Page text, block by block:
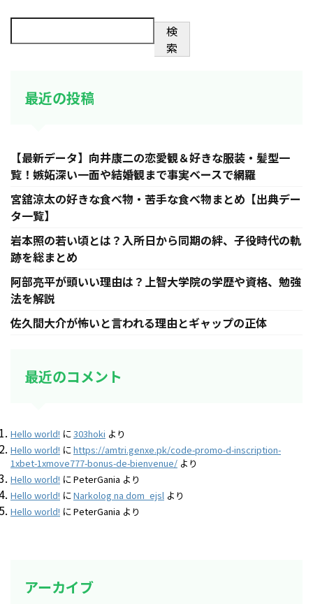
検
索
最近の投稿
【最新データ】向井康二の恋愛観＆好きな服装・髪型一
覧！嫉妬深い一面や結婚観まで事実ベースで網羅
宮舘涼太の好きな食べ物・苦手な食べ物まとめ【出典デー
タ一覧】
岩本照の若い頃とは？入所日から同期の絆、子役時代の軌
跡を総まとめ
阿部亮平が頭いい理由は？上智大学院の学歴や資格、勉強
法を解説
佐久間大介が怖いと言われる理由とギャップの正体
最近のコメント
Hello world! に303hoki より
Hello world! にhttps://amtri.genxe.pk/code-promo-d-inscription-
1xbet-1xmove777-bonus-de-bienvenue/ より
Hello world! にPeterGania より
Hello world! にNarkolog na dom_ejsl より
Hello world! にPeterGania より
アーカイブ